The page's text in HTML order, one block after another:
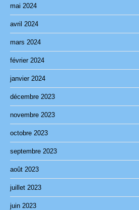
mai 2024
avril 2024
mars 2024
février 2024
janvier 2024
décembre 2023
novembre 2023
octobre 2023
septembre 2023
août 2023
juillet 2023
juin 2023